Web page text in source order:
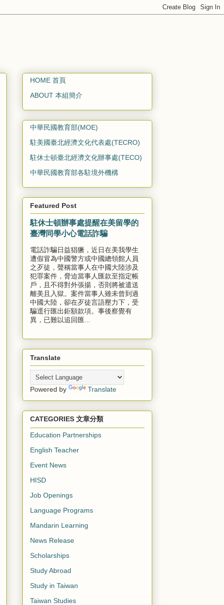
HOME 首頁
ABOUT 本組簡介
中華民國教育部(MOE)
駐美國臺北經濟文化代表處(TECRO)
駐休士頓臺北經濟文化辦事處(TECO)
中華民國教育部各駐境外機構
Featured Post
駐休士頓辦事處提醒在美留學的
臺灣同學小心電話詐騙
電話詐騙日益猖獗，近日在美我學生
遭假冒為中國警方或中國總領館人員
之歹徒，聲稱當事人在中國大陸涉及
犯罪案件，脅迫當事人匯款至指定帳
戶，且不得對外張揚，否則將被遣送
離美且入獄。案件當事人雖未曾到過
中國大陸，卻在歹徒言語壓力下，受
騙逕行匯出鉅額款項。事後察覺有
異，已難以追回匯...
Translate
Powered by Translate
CATEGORIES 文章分類
Education Partnerships
English Teacher
Event News
HISD
Job Openings
Language Programs
Mandarin Learning
News Release
Scholarships
Study Abroad
Study in Taiwan
Taiwan Studies